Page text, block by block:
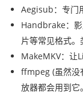
Aegisub：专门
Handbrake：
片等常见格式。
MakeMKV：让
ffmpeg (虽然没
放器都会用到它。